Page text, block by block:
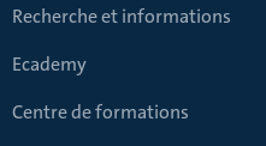
Recherche et informations
Ecademy
Centre de formations